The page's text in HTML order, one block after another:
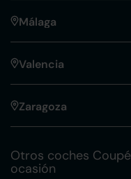
Málaga
Valencia
Zaragoza
Otros coches
ocasión